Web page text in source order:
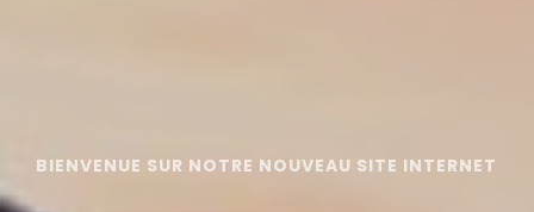
BIENVENUE SUR NOTRE NOUVEAU SITE INTERNET